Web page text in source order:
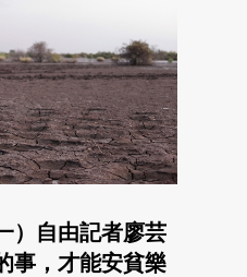
）自由記者廖芸
事，才能安貧樂